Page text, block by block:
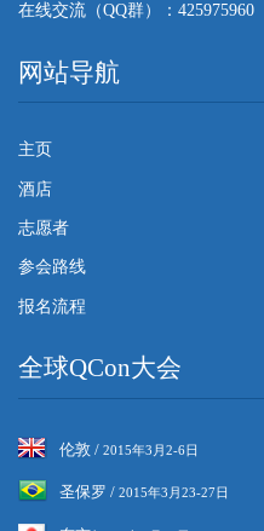
在线交流（QQ群）：425975960
网站导航
主页
酒店
志愿者
参会路线
报名流程
全球QCon大会
伦敦 / 2015年3月2-6日
圣保罗 / 2015年3月23-27日